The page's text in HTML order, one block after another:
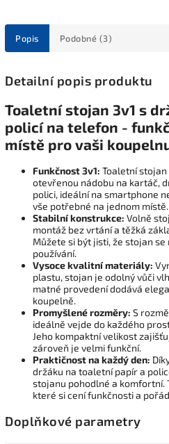
Popis Podobné (3)
Detailní popis produktu
Toaletní stojan 3v1 s
policí na telefon -
místě pro vaši
Funkčnost 3v1: Toaletní stojan
otevřenou nádobu na kartáč,
polici, ideální na smartphone
vše potřebné na jednom místě.
Stabilní konstrukce: Volně
montáž bez vrtání a těžká
Můžete si být jisti, že stojan
používání.
Vysoce kvalitní materiály:
plastu, stojan je odolný vůči
matné provedení dodává
koupelně.
Promyšlené rozměry: S
ideálně vejde do každého
Jeho kompaktní velikost
zároveň je velmi funkční.
Praktičnost na každý den:
držáku na toaletní papír a
stojanu pohodlné a komfortní.
které si cení funkčnosti a
Doplňkové parametry